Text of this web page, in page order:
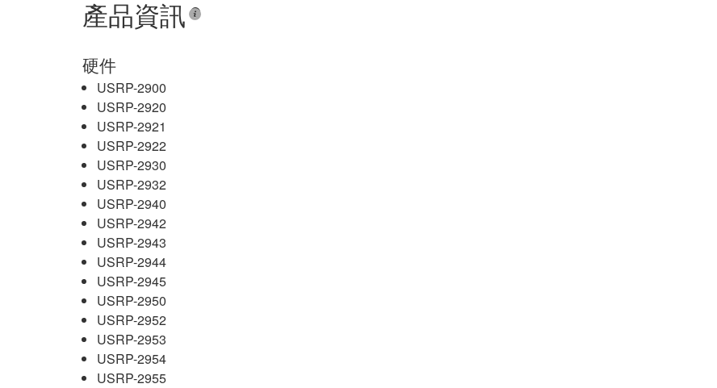
產品資訊
硬件
USRP-2900
USRP-2920
USRP-2921
USRP-2922
USRP-2930
USRP-2932
USRP-2940
USRP-2942
USRP-2943
USRP-2944
USRP-2945
USRP-2950
USRP-2952
USRP-2953
USRP-2954
USRP-2955